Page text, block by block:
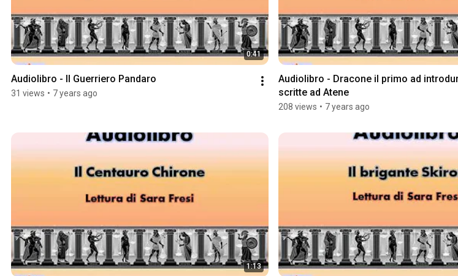
0:41
Audiolibro - Il Guerriero Pandaro
31 views • 7 years ago
Audiolibro - Dracone il primo ad
scritte ad Atene
208 views • 7 years ago
1:13